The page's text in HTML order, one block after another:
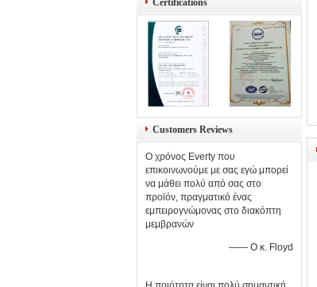
Certifications
Customers Reviews
Ο χρόνος Everty που
επικοινωνούμε με σας εγώ μπορεί
να μάθει πολύ από σας στο
προϊόν, πραγματικό ένας
εμπειρογνώμονας στο διακόπτη
μεμβρανών
—— Ο κ. Floyd